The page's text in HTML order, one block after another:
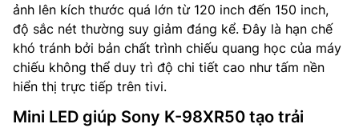
ảnh lên kích thước quá lớn từ 120 inch đến 150 inch,
độ sắc nét thường suy giảm đáng kể. Đây là hạn chế
khó tránh bởi bản chất trình chiếu quang học của máy
chiếu không thể duy trì độ chi tiết cao như tấm nền
hiển thị trực tiếp trên tivi.
Mini LED giúp Sony K-98XR50 tạo trải